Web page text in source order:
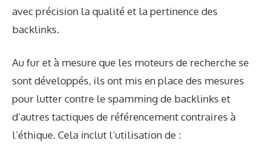
avec précision la qualité et la pertinence des
backlinks.
Au fur et à mesure que les moteurs de recherche se
sont développés, ils ont mis en place des mesures
pour lutter contre le spamming de backlinks et
d’autres tactiques de référencement contraires à
l’éthique. Cela inclut l’utilisation de :